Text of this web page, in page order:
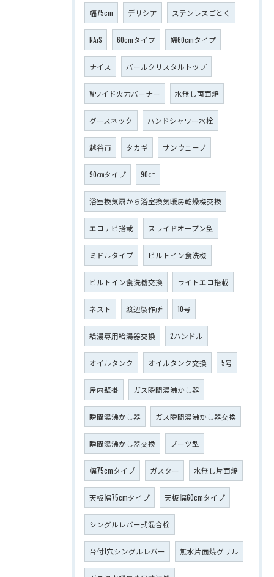
幅75cm デリシア ステンレスごとく
NAiS 60cmタイプ 幅60cmタイプ
ナイス パールクリスタルトップ
Wワイド火力バーナー 水無し両面焼
グースネック ハンドシャワー水栓
越谷市 タカギ サンウェーブ
90㎝タイプ 90㎝
浴室換気扇から浴室換気暖房乾燥機交換
エコナビ搭載 スライドオープン型
ミドルタイプ ビルトイン食洗機
ビルトイン食洗機交換 ライトエコ搭載
ネスト 渡辺製作所 10号
給湯専用給湯器交換 2ハンドル
オイルタンク オイルタンク交換 5号
屋内壁掛 ガス瞬間湯沸かし器
瞬間湯沸かし器 ガス瞬間湯沸かし器交換
瞬間湯沸かし器交換 ブーツ型
幅75cmタイプ ガスター 水無し片面焼
天板幅75cmタイプ 天板幅60cmタイプ
シングルレバー式混合栓
台付1穴シングルレバー 無水片面焼グリル